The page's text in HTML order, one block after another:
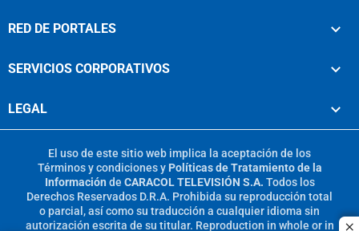
RED DE PORTALES
SERVICIOS CORPORATIVOS
LEGAL
El uso de este sitio web implica la aceptación de los
Términos y condicionesy Políticas de Tratamiento de la
Información de CARACOL TELEVISIÓN S.A. Todos los
Derechos Reservados D.R.A. Prohibida su reproducción total
o parcial, así como su traducción a cualquier idioma sin
autorización escrita de su titular. Reproduction in whole or in